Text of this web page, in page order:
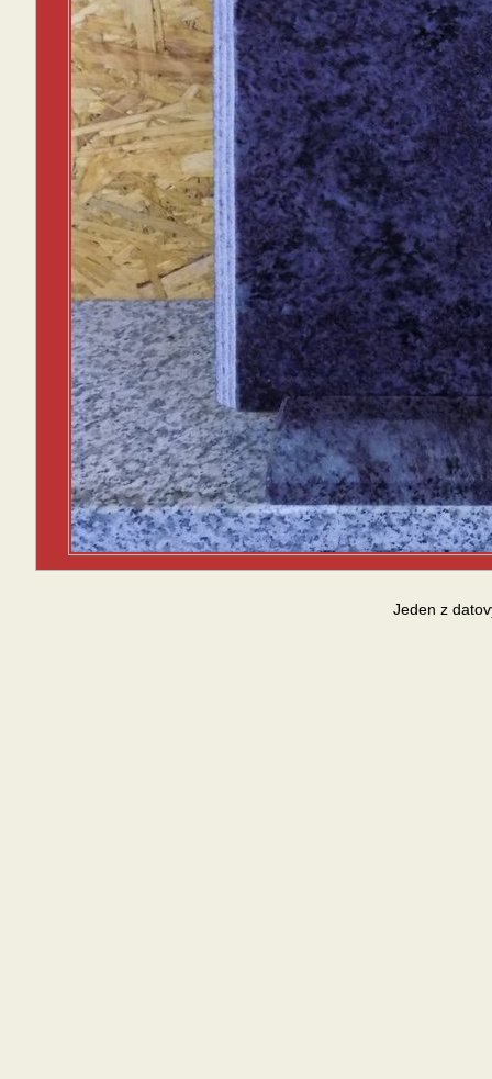
Jeden z